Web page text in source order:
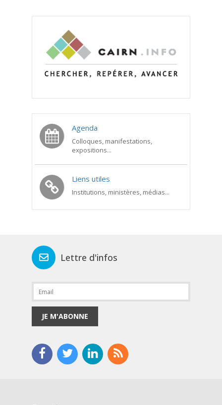
Agenda
Colloques, manifestations,
expositions...
Liens utiles
Institutions, ministères, médias...
Lettre d'infos
JE M'ABONNE